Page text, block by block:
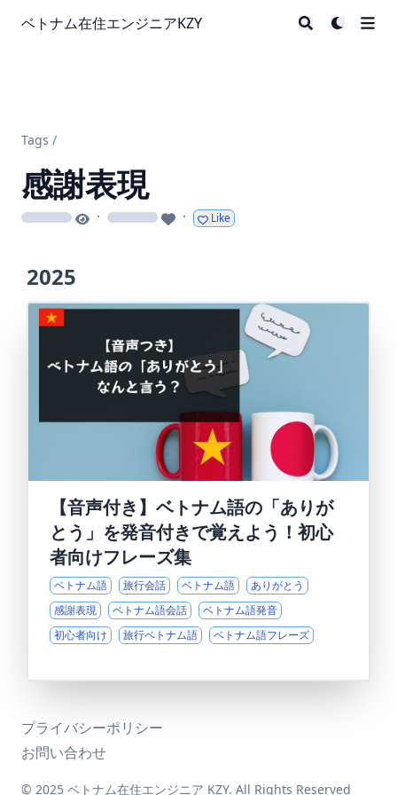
ベトナム在住エンジニアKZY
Tags /
感謝表現
loading · loading · Like
2025
【音声付き】ベトナム語の「ありが
とう」を発音付きで覚えよう！初心
者向けフレーズ集
ベトナム語 旅行会話 ベトナム語
ありがとう
感謝表現
ベトナム語会話
ベトナム語発音
初心者向け
旅行ベトナム語 ベトナム語フレーズ
プライバシーポリシー
お問い合わせ
© 2025 ベトナム在住エンジニア KZY. All Rights Reserved